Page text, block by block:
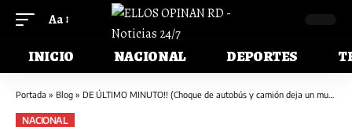
Aa
INICIO NACIONAL DEPORTES
Portada » Blog » DE ÚLTIMO MINUTO!! (Choque de autobús y camión deja un muerto y 24 heridos en Circunvalación Verón-Bávaro)
NACIONAL